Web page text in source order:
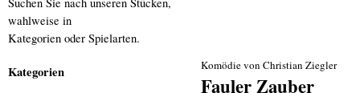
wahlweise in
Kategorien oder Spielarten.
Kategorien Komödie von Christian Ziegler
Fauler Zauber